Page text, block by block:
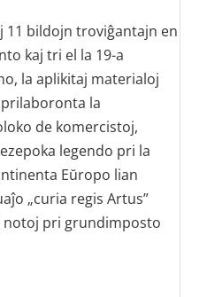
11 bildojn troviĝantajn en
kaj tri el la 19-a
la aplikitaj materialoj
prilaboronta la
de komercistoj,
legendo pri la
Eŭropo lian
„curia regis Artus”
notoj pri grundimposto